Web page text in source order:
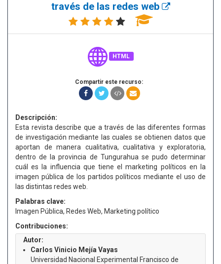
través de las redes web
HTML
Compartir este recurso:
Descripción:
Esta revista describe que a través de las diferentes formas
de investigación mediante las cuales se obtienen datos que
aportan de manera cualitativa, cualitativa y exploratoria,
dentro de la provincia de Tungurahua se pudo determinar
cuál es la influencia que tiene el marketing políticos en la
imagen pública de los partidos políticos mediante el uso de
las distintas redes web.
Palabras clave:
Imagen Pública, Redes Web, Marketing político
Contribuciones:
Autor:
Carlos Vinicio Mejía Vayas
Universidad Nacional Experimental Francisco de